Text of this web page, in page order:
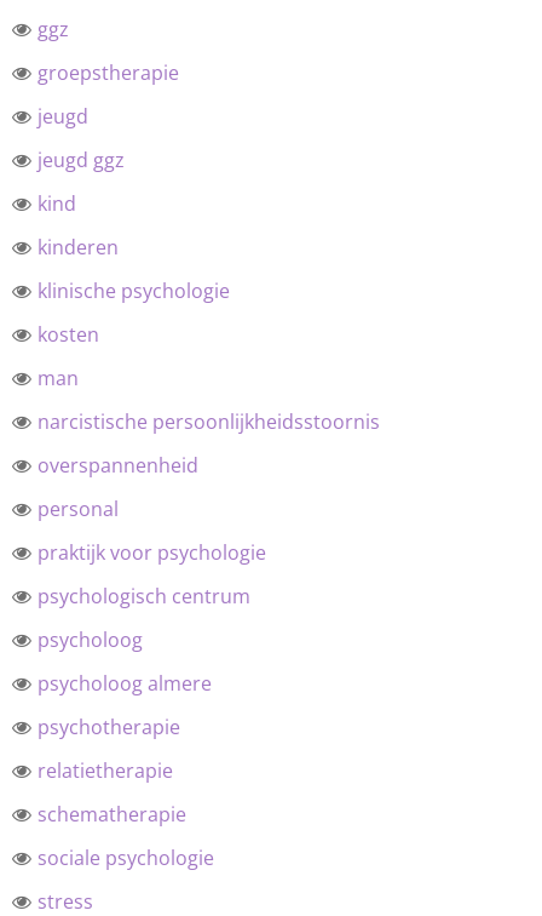
ggz
groepstherapie
jeugd
jeugd ggz
kind
kinderen
klinische psychologie
kosten
man
narcistische persoonlijkheidsstoornis
overspannenheid
personal
praktijk voor psychologie
psychologisch centrum
psycholoog
psycholoog almere
psychotherapie
relatietherapie
schematherapie
sociale psychologie
stress